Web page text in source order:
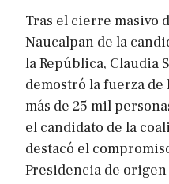
Tras el cierre masivo
Naucalpan de la
la República, Claudia
demostró la fuerza
más de 25 mil
el candidato de la
destacó el
Presidencia de